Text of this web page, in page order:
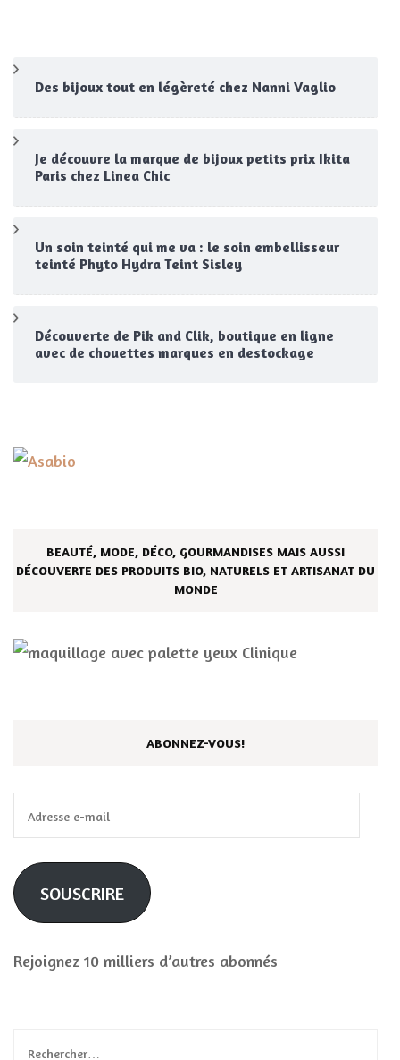
Des bijoux tout en légèreté chez Nanni Vaglio
Je découvre la marque de bijoux petits prix Ikita
Paris chez Linea Chic
Un soin teinté qui me va : le soin embellisseur
teinté Phyto Hydra Teint Sisley
Découverte de Pik and Clik, boutique en ligne
avec de chouettes marques en destockage
BEAUTÉ, MODE, DÉCO, GOURMANDISES MAIS AUSSI
DÉCOUVERTE DES PRODUITS BIO, NATURELS ET ARTISANAT DU
MONDE
ABONNEZ-VOUS!
e-
mail
SOUSCRIRE
Rejoignez 10 milliers d’autres abonnés
Rechercher :